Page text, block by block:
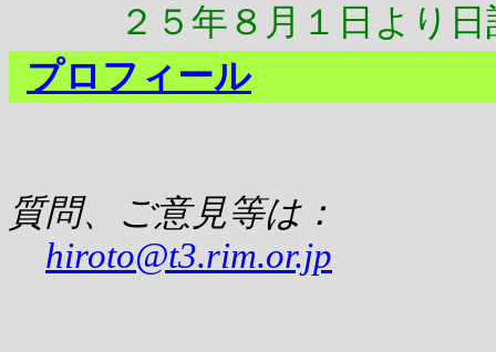
２５年８月１日より日
プロフィール
質問、ご意見等は：
hiroto@t3.rim.or.jp